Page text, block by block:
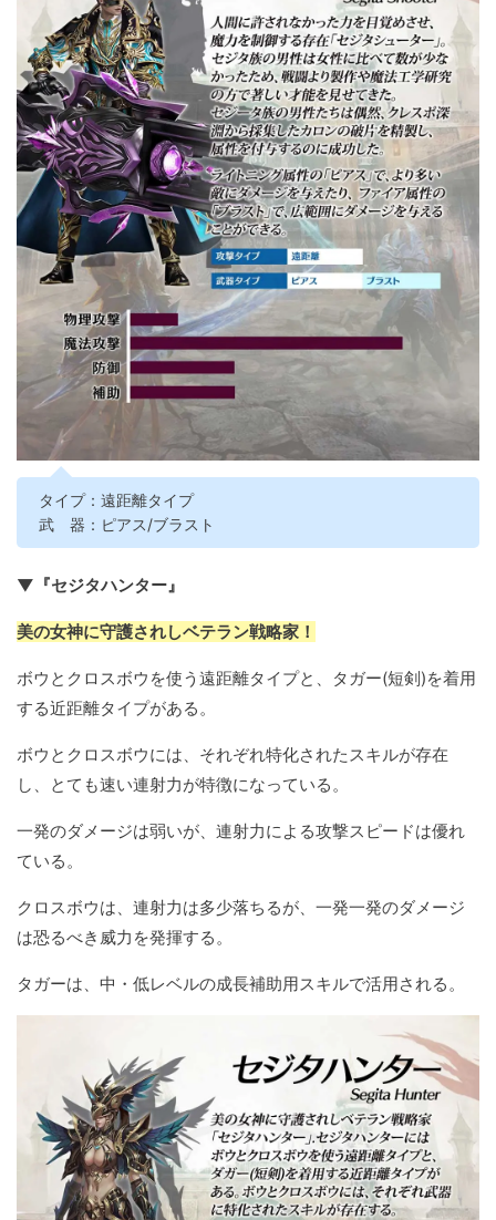
タイプ：遠距離タイプ
武 器：ピアス/ブラスト
▼『セジタハンター』
美の女神に守護されしベテラン戦略家！
ボウとクロスボウを使う遠距離タイプと、タガー(短剣)を着用
する近距離タイプがある。
ボウとクロスボウには、それぞれ特化されたスキルが存在
し、とても速い連射力が特徴になっている。
一発のダメージは弱いが、連射力による攻撃スピードは優れ
ている。
クロスボウは、連射力は多少落ちるが、一発一発のダメージ
は恐るべき威力を発揮する。
タガーは、中・低レベルの成長補助用スキルで活用される。